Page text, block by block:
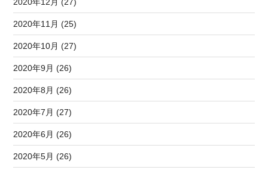
2020年11月 (25)
2020年10月 (27)
2020年9月 (26)
2020年8月 (26)
2020年7月 (27)
2020年6月 (26)
2020年5月 (26)